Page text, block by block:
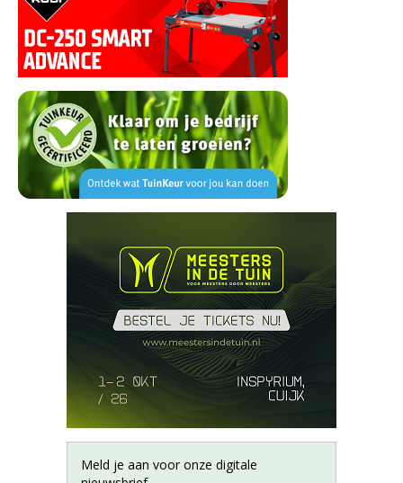
Meld je aan voor onze digitale